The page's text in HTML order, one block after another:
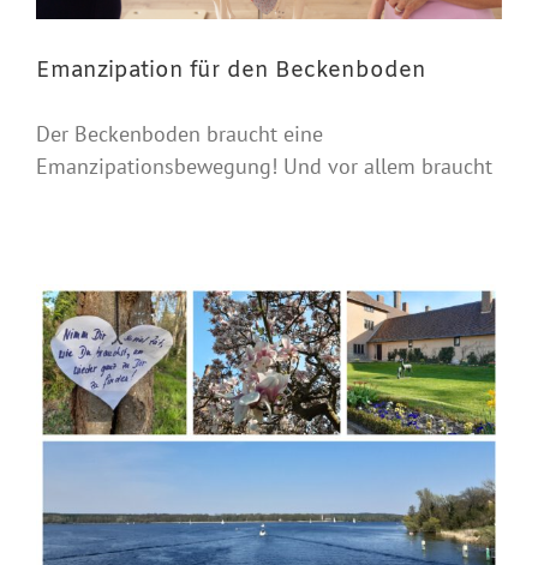
Emanzipation für den Beckenboden
Der Beckenboden braucht eine
Emanzipationsbewegung! Und vor allem braucht